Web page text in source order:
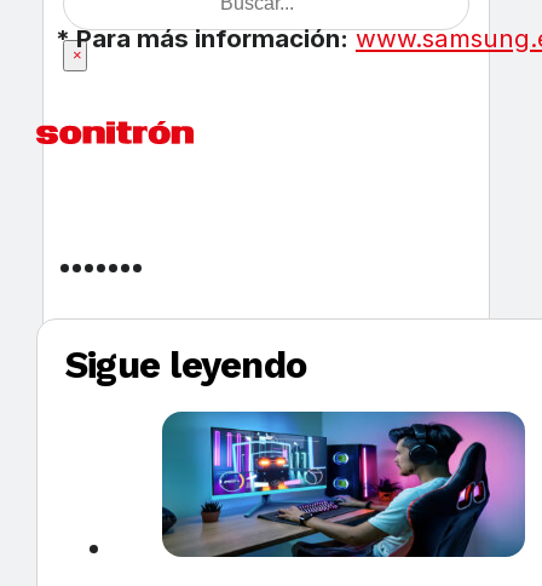
×
* Para más información:
Sigue leyendo